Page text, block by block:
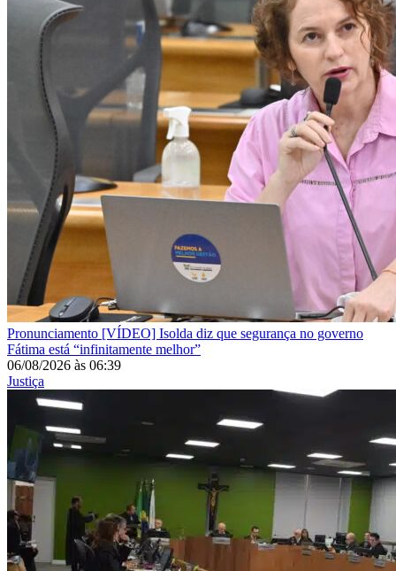
Pronunciamento [VÍDEO] Isolda diz que segurança no governo
Fátima está “infinitamente melhor”
06/08/2026 às 06:39
Justiça